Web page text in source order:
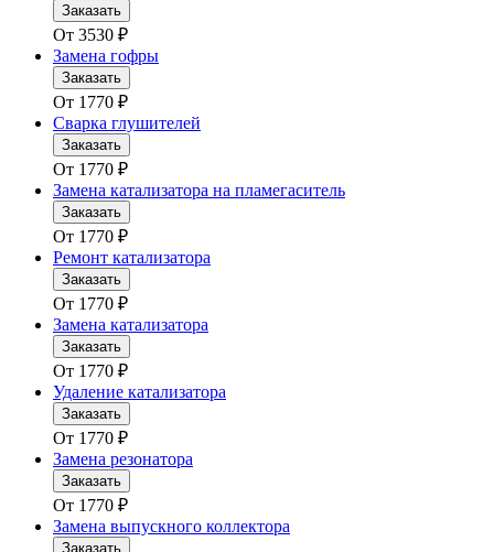
Заказать
От 3530 ₽
Замена гофры
Заказать
От 1770 ₽
Сварка глушителей
Заказать
От 1770 ₽
Замена катализатора на пламегаситель
Заказать
От 1770 ₽
Ремонт катализатора
Заказать
От 1770 ₽
Замена катализатора
Заказать
От 1770 ₽
Удаление катализатора
Заказать
От 1770 ₽
Замена резонатора
Заказать
От 1770 ₽
Замена выпускного коллектора
Заказать